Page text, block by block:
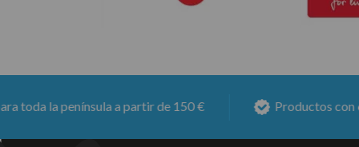
la península a partir de 150 € Productos con6